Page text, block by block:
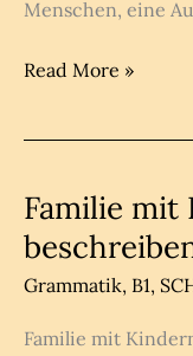
Menschen, eine
Redemittel:
B1
B2
Read More »
Familie mit
Grammatik, B1,
Familie mit